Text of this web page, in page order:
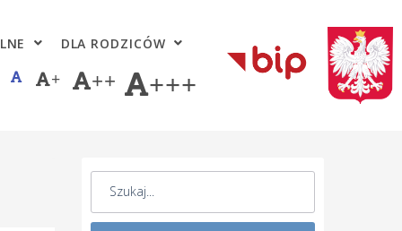
DLA RODZICÓW
+ ++ +++